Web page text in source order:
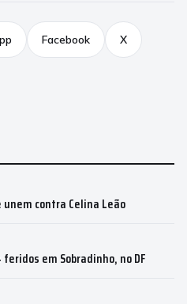
Facebook X
contra Celina Leão
em Sobradinho, no DF